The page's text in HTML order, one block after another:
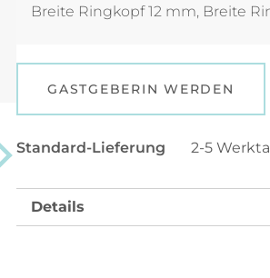
Breite Ringkopf 12 mm, Breite
GASTGEBERIN WERDEN
Standard-Lieferung 2-5
Details